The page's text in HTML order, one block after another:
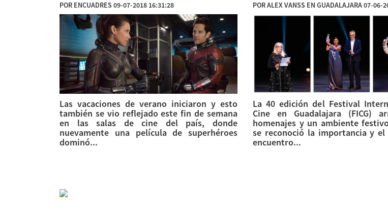
POR ENCUADRES 09-07-2018 16:31:28
Las vacaciones de verano iniciaron y esto
también se vio reflejado este fin de semana
en las salas de cine del país, donde
nuevamente una película de superhéroes
dominó...
POR ALEX VANSS EN GUADALAJARA 07-06-
La 40 edición del Festival
Cine en Guadalajara (FICG)
homenajes y un ambiente
se reconoció la importancia y
encuentro...